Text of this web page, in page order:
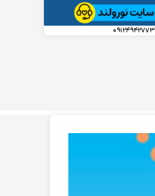
۰۹۱۲۴۹۴۲۷۷۳